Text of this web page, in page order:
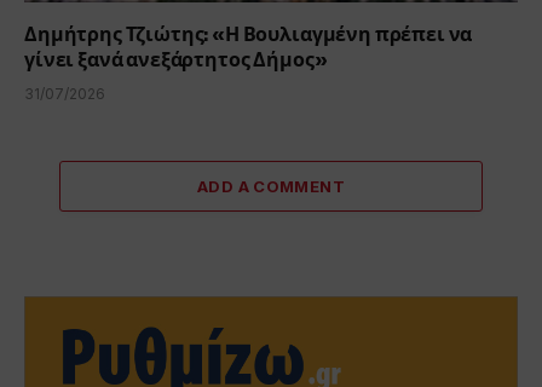
Δημήτρης Τζιώτης: «Η Βουλιαγμένη πρέπει να
γίνει ξανά ανεξάρτητος Δήμος»
31/07/2026
ADD A COMMENT